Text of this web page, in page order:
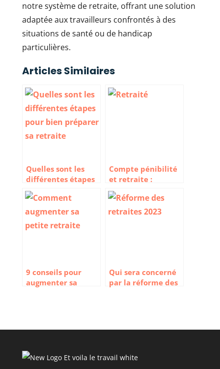
notre système de retraite, offrant une solution
adaptée aux travailleurs confrontés à des
situations de santé ou de handicap
particulières.
Articles Similaires
Quelles sont les
différentes étapes
pour bien préparer
sa retraite ?
Compte pénibilité
et retraite :
comment ça
marche ?
9 conseils pour
augmenter sa
Qui sera concerné
par la réforme des